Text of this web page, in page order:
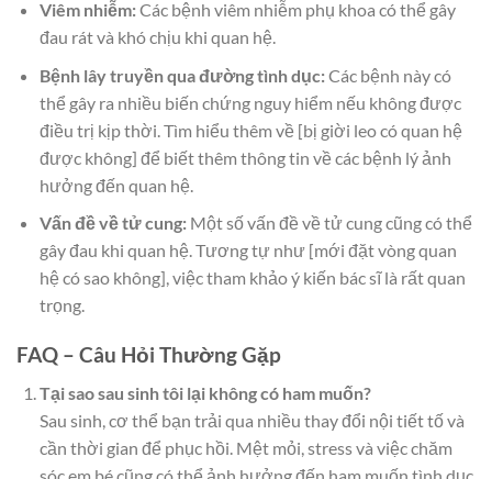
Viêm nhiễm:Các bệnh viêm nhiễm phụ khoa có thể gây
đau rát và khó chịu khi quan hệ.
Bệnh lây truyền qua đường tình dục:Các bệnh này có
thể gây ra nhiều biến chứng nguy hiểm nếu không được
điều trị kịp thời. Tìm hiểu thêm về [bị giời leo có quan hệ
được không] để biết thêm thông tin về các bệnh lý ảnh
hưởng đến quan hệ.
Vấn đề về tử cung:Một số vấn đề về tử cung cũng có thể
gây đau khi quan hệ. Tương tự như [mới đặt vòng quan
hệ có sao không], việc tham khảo ý kiến bác sĩ là rất quan
trọng.
FAQ – Câu Hỏi Thường Gặp
Tại sao sau sinh tôi lại không có ham muốn?
Sau sinh, cơ thể bạn trải qua nhiều thay đổi nội tiết tố và
cần thời gian để phục hồi. Mệt mỏi, stress và việc chăm
sóc em bé cũng có thể ảnh hưởng đến ham muốn tình dục